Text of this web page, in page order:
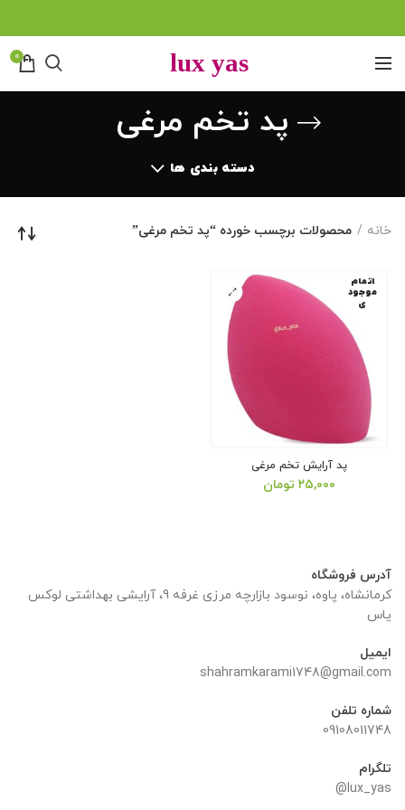
0
پد تخم مرغی
دسته بندی ها
خانه محصولات برچسب خورده “پد تخم مرغی”
اتمام
موجود
ی
پد آرایش تخم مرغی
۲۵,۰۰۰ تومان
آدرس فروشگاه
کرمانشاه، پاوه، نوسود بازارچه مرزی غرفه 9، آرایشی بهداشتی لوکس
یاس
ایمیل
shahramkarami1748@gmail.com
شماره تلفن
09108011748
تلگرام
lux_yas@